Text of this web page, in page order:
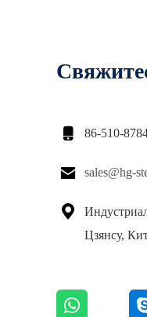
 86-510-
 sales@hg-

Цзянсу,